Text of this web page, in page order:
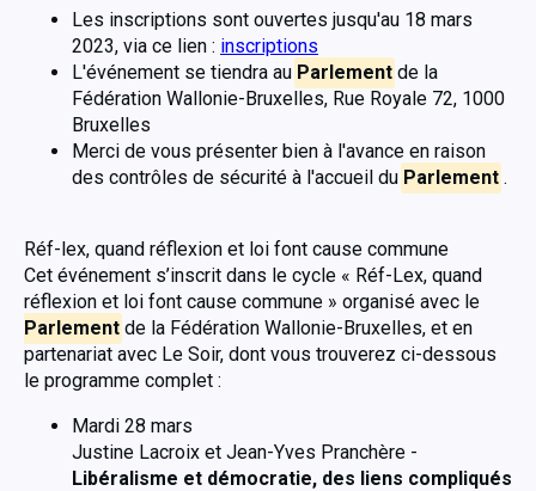
Les inscriptions sont ouvertes jusqu'au 18 mars
2023, via ce lien : inscriptions
L'événement se tiendra au Parlement de la
Fédération Wallonie-Bruxelles, Rue Royale 72, 1000
Bruxelles
Merci de vous présenter bien à l'avance en raison
des contrôles de sécurité à l'accueil du Parlement .
Réf-lex, quand réflexion et loi font cause commune
Cet événement s’inscrit dans le cycle « Réf-Lex, quand
réflexion et loi font cause commune » organisé avec le
Parlement de la Fédération Wallonie-Bruxelles, et en
partenariat avec Le Soir, dont vous trouverez ci-dessous
le programme complet :
Mardi 28 mars
Justine Lacroix et Jean-Yves Pranchère -
Libéralisme et démocratie, des liens compliqués